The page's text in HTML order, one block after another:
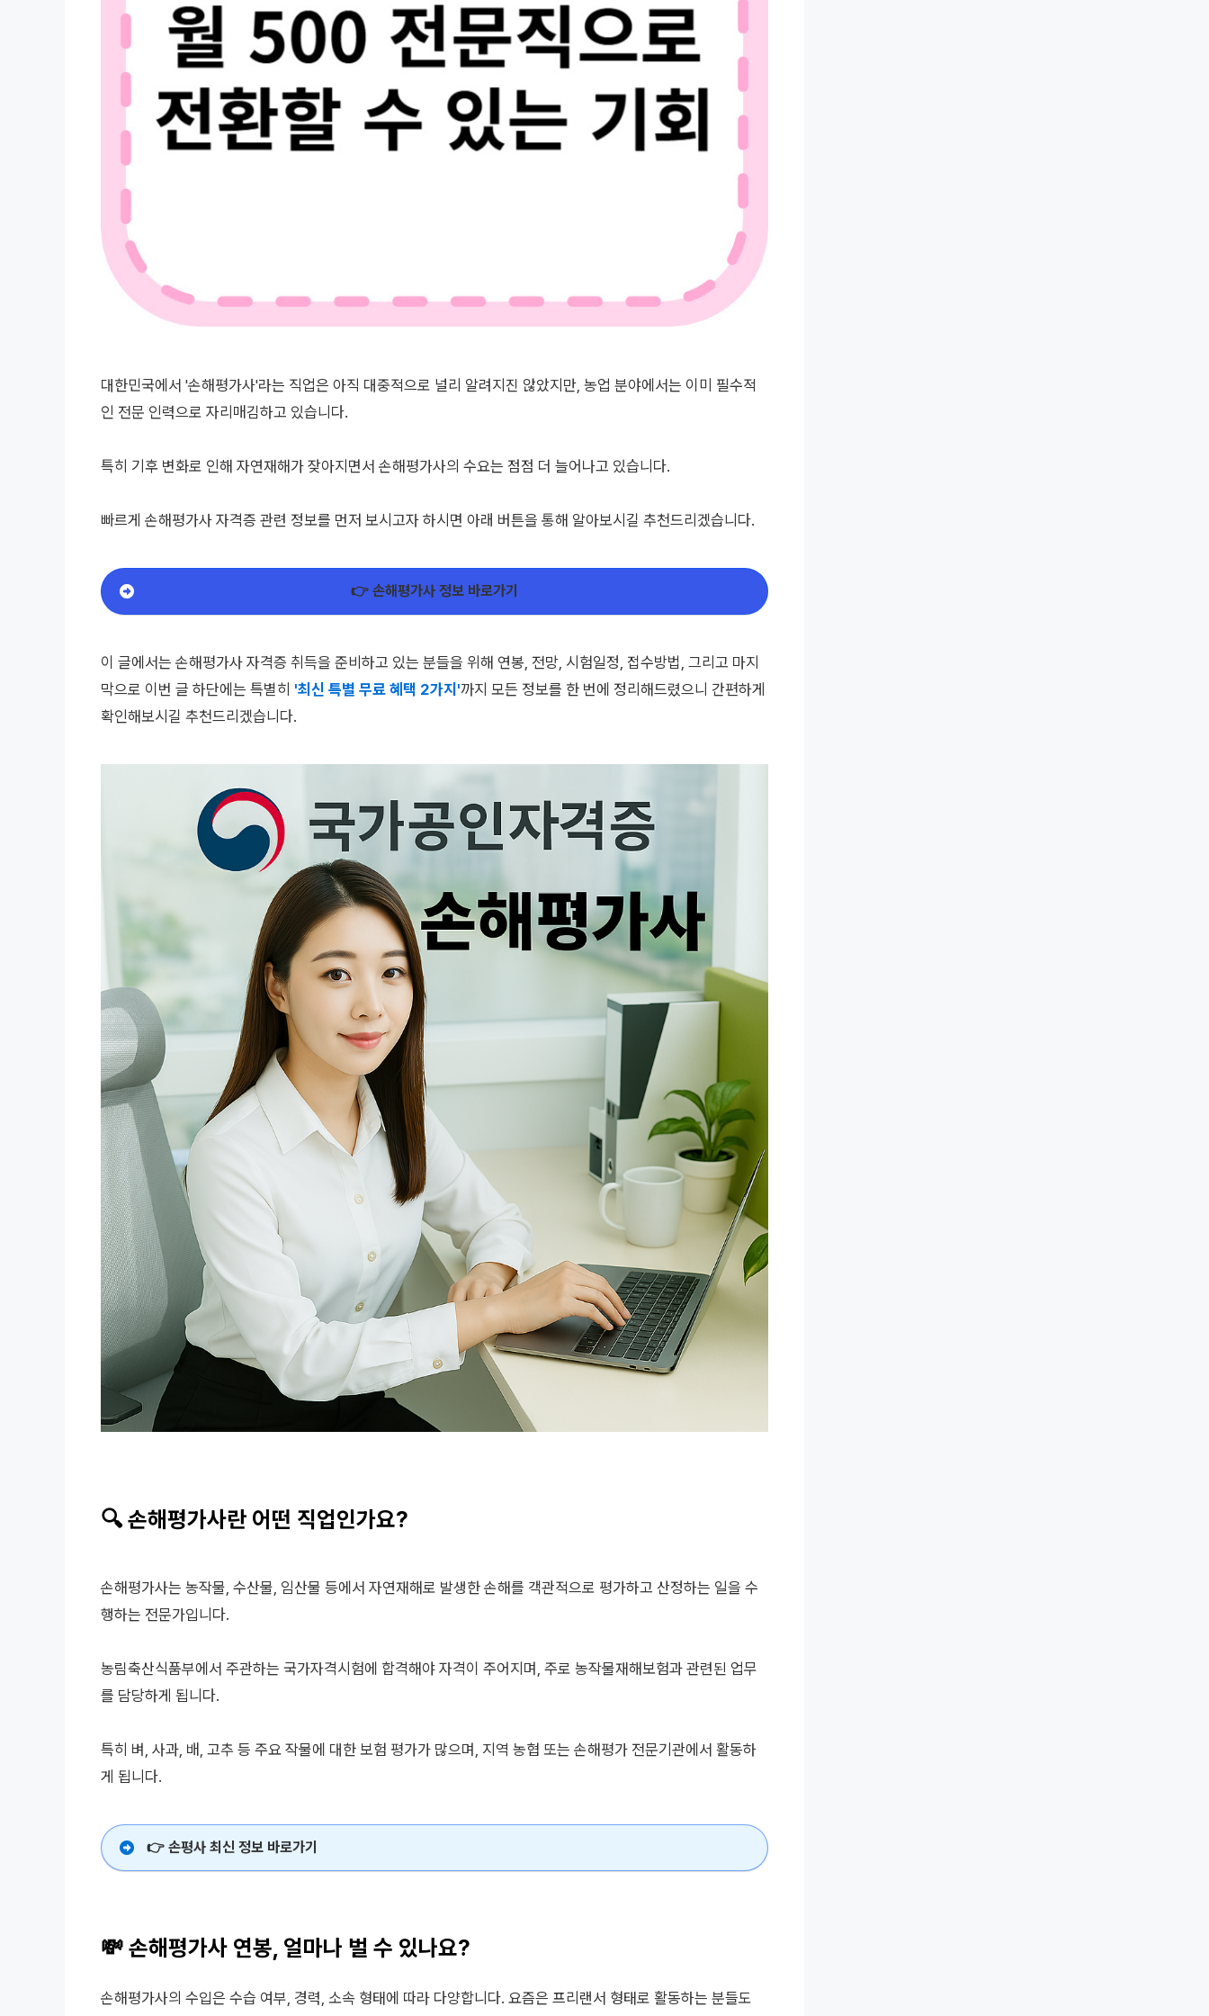
대한민국에서 '손해평가사'라는 직업은 아직 대중적으로 널리 알려지진 않았지만, 농업 분야에서는 이미 필수적
인 전문 인력으로 자리매김하고 있습니다.
특히 기후 변화로 인해 자연재해가 잦아지면서 손해평가사의 수요는 점점 더 늘어나고 있습니다.
빠르게 손해평가사 자격증 관련 정보를 먼저 보시고자 하시면 아래 버튼을 통해 알아보시길 추천드리겠습니다.
👉 손해평가사 정보 바로가기
이 글에서는 손해평가사 자격증 취득을 준비하고 있는 분들을 위해 연봉, 전망, 시험일정, 접수방법, 그리고 마지
막으로 이번 글 하단에는 특별히 '최신 특별 무료 혜택 2가지'까지 모든 정보를 한 번에 정리해드렸으니 간편하게
확인해보시길 추천드리겠습니다.
🔍 손해평가사란 어떤 직업인가요?
손해평가사는 농작물, 수산물, 임산물 등에서 자연재해로 발생한 손해를 객관적으로 평가하고 산정하는 일을 수
행하는 전문가입니다.
농림축산식품부에서 주관하는 국가자격시험에 합격해야 자격이 주어지며, 주로 농작물재해보험과 관련된 업무
를 담당하게 됩니다.
특히 벼, 사과, 배, 고추 등 주요 작물에 대한 보험 평가가 많으며, 지역 농협 또는 손해평가 전문기관에서 활동하
게 됩니다.
👉 손평사 최신 정보 바로가기
💸 손해평가사 연봉, 얼마나 벌 수 있나요?
손해평가사의 수입은 수습 여부, 경력, 소속 형태에 따라 다양합니다. 요즘은 프리랜서 형태로 활동하는 분들도